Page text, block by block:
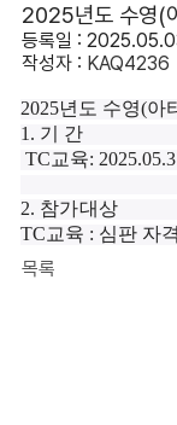
2025년도 수영(
등록일 :
작성자 : KAQ4236
2025년도 수영(아
1. 기 간
TC교육:
2. 참가대상
TC교육 : 심판 자
목록